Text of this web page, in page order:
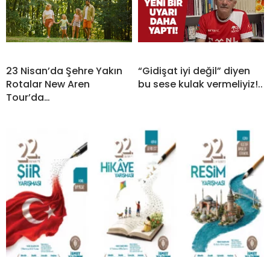
23 Nisan’da Şehre Yakın
Rotalar New Aren
Tour’da…
“Gidişat iyi değil” diyen
bu sese kulak vermeliyiz!..